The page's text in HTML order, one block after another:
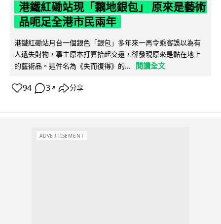
港鐵紅磡站現「黐地銀包」 原來是藝術
品呃足全港市民兩年
港鐵紅磡站月台一個銀色「銀包」多年來一再令乘客誤以為有
人遺失財物，事主原本打算拾起交還，卻發現原來是黏在地上
的藝術品。這件名為《失而復得》的...
閱讀全文
94 3 ↗ 分享
ADVERTISEMENT